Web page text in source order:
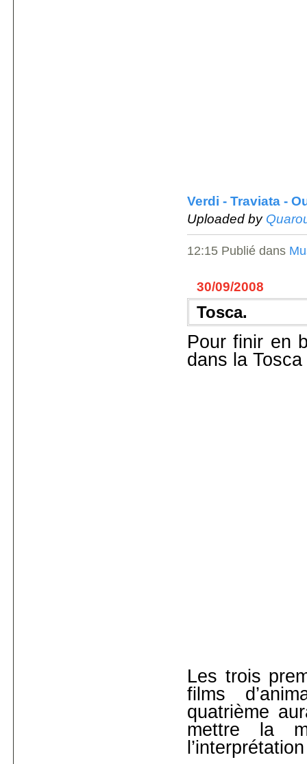
Verdi - Traviata -
Uploaded by
12:15 Publié dans
30/09/2008
Tosca.
Pour finir en
dans la
Les trois
films
quatrième
mettre la